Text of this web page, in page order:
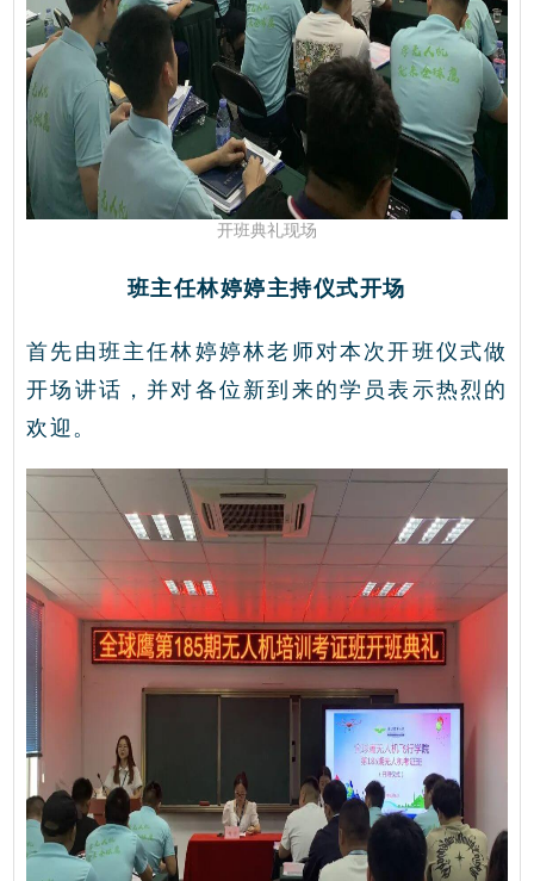
开班典礼现场
班主任林婷婷主持仪式开场
首先由班主任林婷婷林老师对本次开班仪式做
开场讲话，并对各位新到来的学员表示热烈的
欢迎。